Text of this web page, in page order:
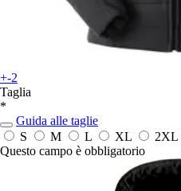
+-2
Taglia
*
Guida alle taglie
S
M L XL 2XL
Questo campo è obbligatorio